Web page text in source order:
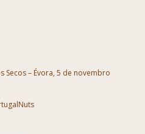
Secos – Évora, 5 de novembro